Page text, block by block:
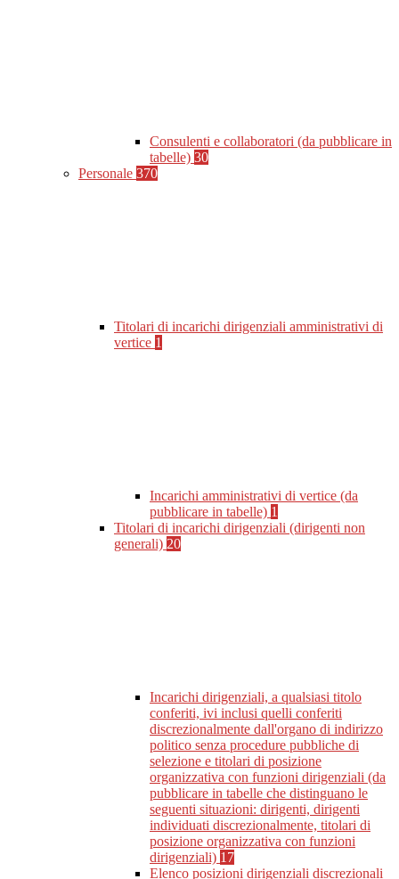
Consulenti e collaboratori (da pubblicare in
tabelle) 30
Personale 370
Titolari di incarichi dirigenziali amministrativi di
vertice 1
Incarichi amministrativi di vertice (da
pubblicare in tabelle) 1
Titolari di incarichi dirigenziali (dirigenti non
generali) 20
Incarichi dirigenziali, a qualsiasi titolo
conferiti, ivi inclusi quelli conferiti
discrezionalmente dall'organo di indirizzo
politico senza procedure pubbliche di
selezione e titolari di posizione
organizzativa con funzioni dirigenziali (da
pubblicare in tabelle che distinguano le
seguenti situazioni: dirigenti, dirigenti
individuati discrezionalmente, titolari di
posizione organizzativa con funzioni
dirigenziali) 17
Elenco posizioni dirigenziali discrezionali